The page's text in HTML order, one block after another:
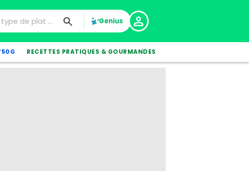
Genius
RECETTES PRATIQUES & GOURMANDES